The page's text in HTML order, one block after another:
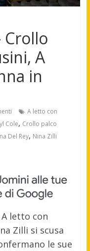
Crollo
A
in
A letto con
Cole, Crollo palco
Del Rey, Nina Zilli
letto con
Zilli si scusa
le sue